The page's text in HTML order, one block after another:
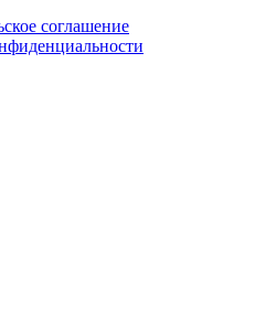
соглашение